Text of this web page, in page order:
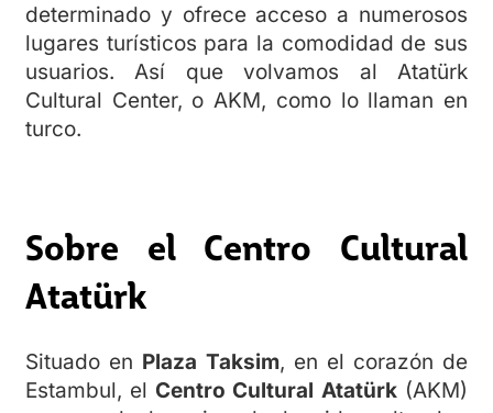
determinado y ofrece acceso a numerosos
lugares turísticos para la comodidad de sus
usuarios. Así que volvamos al Atatürk
Cultural Center, o AKM, como lo llaman en
turco.
Sobre el Centro Cultural
Atatürk
Situado en Plaza Taksim, en el corazón de
Estambul, el Centro Cultural Atatürk (AKM)